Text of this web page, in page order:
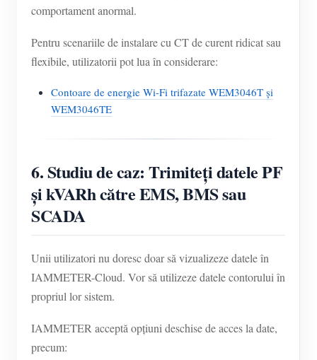
comportament anormal.
Pentru scenariile de instalare cu CT de curent ridicat sau
flexibile, utilizatorii pot lua în considerare:
Contoare de energie Wi-Fi trifazate WEM3046T și
WEM3046TE
6. Studiu de caz: Trimiteți datele PF
și kVARh către EMS, BMS sau
SCADA
Unii utilizatori nu doresc doar să vizualizeze datele în
IAMMETER-Cloud. Vor să utilizeze datele contorului în
propriul lor sistem.
IAMMETER acceptă opțiuni deschise de acces la date,
precum: